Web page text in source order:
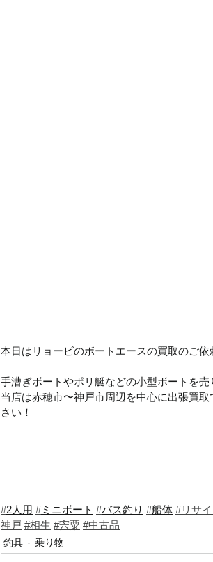
本日はリョービのボートエースの買取のご依
手漕ぎボートやポリ艇などの小型ボートを
当店は赤穂市〜神戸市周辺を中心に出張買
さい！
#2人用 #ミニボート #バス釣り #船体 #リサ
神戸 #相生 #宍粟 #中古品
釣具 乗り物